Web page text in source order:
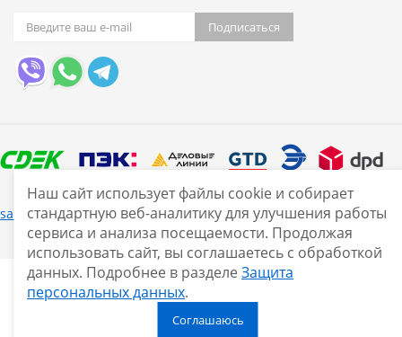
Подписаться
sale@smarine.shop 2026Нашли ошибку?
Наш сайт использует файлы cookie и собирает
стандартную веб-аналитику для улучшения работы
сервиса и анализа посещаемости. Продолжая
использовать сайт, вы соглашаетесь с обработкой
данных. Подробнее в разделе Защита
персональных данных.
Соглашаюсь